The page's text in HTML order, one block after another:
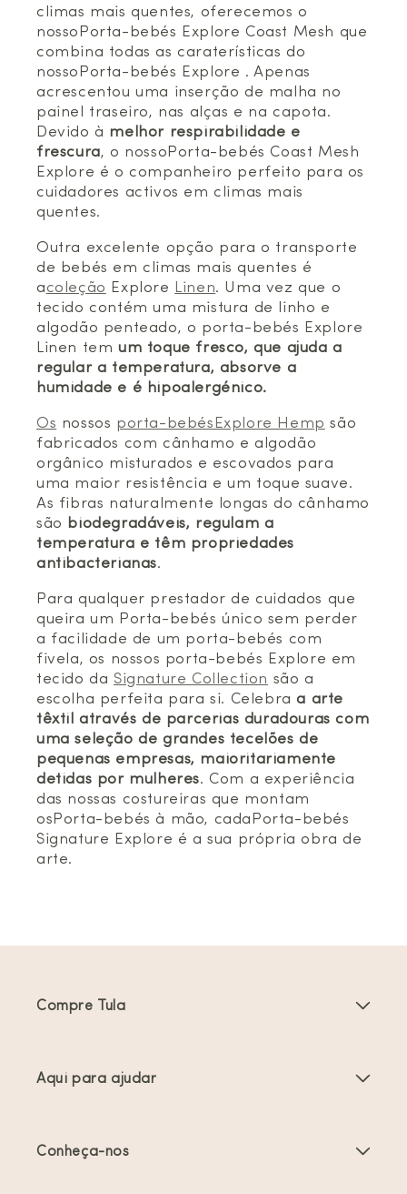
climas mais quentes, oferecemos o
nossoPorta-bebés Explore Coast Mesh que
combina todas as caraterísticas do
nossoPorta-bebés Explore . Apenas
acrescentou uma inserção de malha no
painel traseiro, nas alças e na capota.
Devido à melhor respirabilidade e
frescura, o nossoPorta-bebés Coast Mesh
Explore é o companheiro perfeito para os
cuidadores activos em climas mais
quentes.
Outra excelente opção para o transporte
de bebés em climas mais quentes é
acoleção Explore Linen. Uma vez que o
tecido contém uma mistura de linho e
algodão penteado, o porta-bebés Explore
Linen tem um toque fresco, que ajuda a
regular a temperatura, absorve a
humidade e é hipoalergénico.
Os nossos porta-bebésExplore Hemp são
fabricados com cânhamo e algodão
orgânico misturados e escovados para
uma maior resistência e um toque suave.
As fibras naturalmente longas do cânhamo
são biodegradáveis, regulam a
temperatura e têm propriedades
antibacterianas.
Para qualquer prestador de cuidados que
queira um Porta-bebés único sem perder
a facilidade de um porta-bebés com
fivela, os nossos porta-bebés Explore em
tecido da Signature Collection são a
escolha perfeita para si. Celebraa arte
têxtil através de parcerias duradouras com
uma seleção de grandes tecelões de
pequenas empresas, maioritariamente
detidas por mulheres. Com a experiência
das nossas costureiras que montam
osPorta-bebés à mão, cadaPorta-bebés
Signature Explore é a sua própria obra de
arte.
Compre Tula
Aqui para ajudar
Conheça-nos